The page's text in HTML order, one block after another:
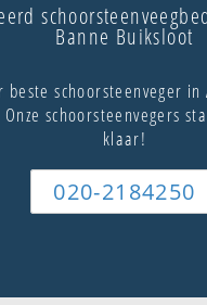
Banne Buiksloot
beste schoorsteenveger
schoorsteenvegers
klaar!
020-2184250